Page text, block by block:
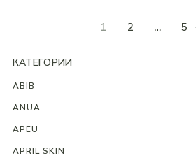
1 2 … 5
КАТЕГОРИИ
ABIB
ANUA
APEU
APRIL SKIN